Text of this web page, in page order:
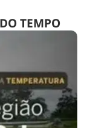
TEMPO